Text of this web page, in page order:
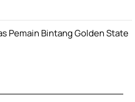
Pemain Bintang Golden State